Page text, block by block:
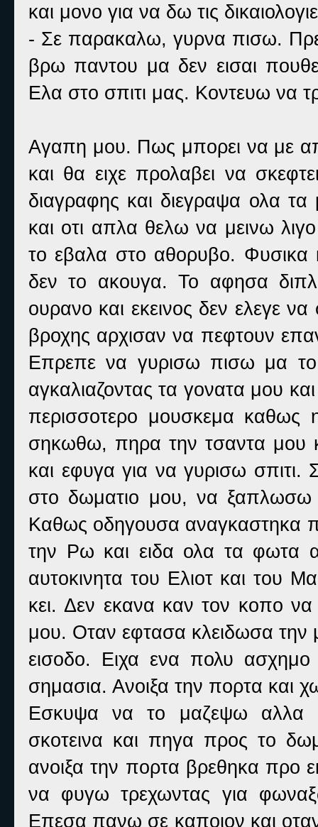
και μονο για να δω τις
- Σε παρακαλω, γυρνα πισω.
βρω παντου μα δεν εισαι
Ελα στο σπιτι μας. Κοντευω να
Αγαπη μου. Πως μπορει να με
και θα ειχε προλαβει να
διαγραφης και διεγραψα ολα
και οτι απλα θελω να μεινω
το εβαλα στο αθορυβο. Φυσικα
δεν το ακουγα. Το αφησα
ουρανο και εκεινος δεν ελεγε
βροχης αρχισαν να πεφτουν
Επρεπε να γυρισω πισω μα
αγκαλιαζοντας τα γονατα μου
περισσοτερο μουσκεμα
σηκωθω, πηρα την τσαντα μου
και εφυγα για να γυρισω
στο δωματιο μου, να
Καθως οδηγουσα αναγκαστηκα
την Ρω και ειδα ολα τα φωτα
αυτοκινητα του Ελιοτ και
κει. Δεν εκανα καν τον κοπο
μου. Οταν εφτασα κλειδωσα την
εισοδο. Ειχα ενα πολυ
σημασια. Ανοιξα την πορτα και
Εσκυψα να το μαζεψω αλλα
σκοτεινα και πηγα προς το
ανοιξα την πορτα βρεθηκα
να φυγω τρεχωντας για
Επεσα πανω σε καποιον και